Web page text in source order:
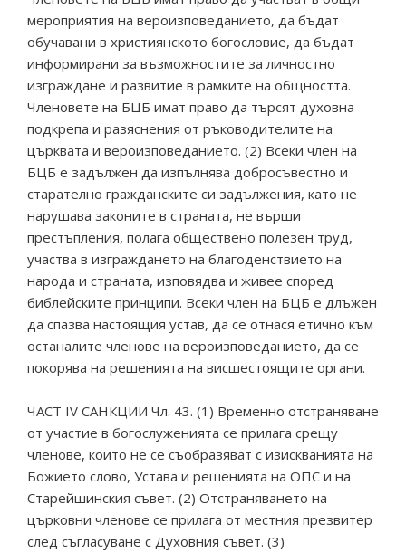
мероприятия на вероизповеданието, да бъдат
обучавани в християнското богословие, да бъдат
информирани за възможностите за личностно
изграждане и развитие в рамките на общността.
Членовете на БЦБ имат право да търсят духовна
подкрепа и разяснения от ръководителите на
църквата и вероизповеданието. (2) Всеки член на
БЦБ е задължен да изпълнява добросъвестно и
старателно гражданските си задължения, като не
нарушава законите в страната, не върши
престъпления, полага обществено полезен труд,
участва в изграждането на благоденствието на
народа и страната, изповядва и живее според
библейските принципи. Всеки член на БЦБ е длъжен
да спазва настоящия устав, да се отнася етично към
останалите членове на вероизповеданието, да се
покорява на решенията на висшестоящите органи.
ЧАСТ IV САНКЦИИ Чл. 43. (1) Временно отстраняване
от участие в богослуженията се прилага срещу
членове, които не се съобразяват с изискванията на
Божието слово, Устава и решенията на ОПС и на
Старейшинския съвет. (2) Отстраняването на
църковни членове се прилага от местния презвитер
след съгласуване с Духовния съвет. (3)